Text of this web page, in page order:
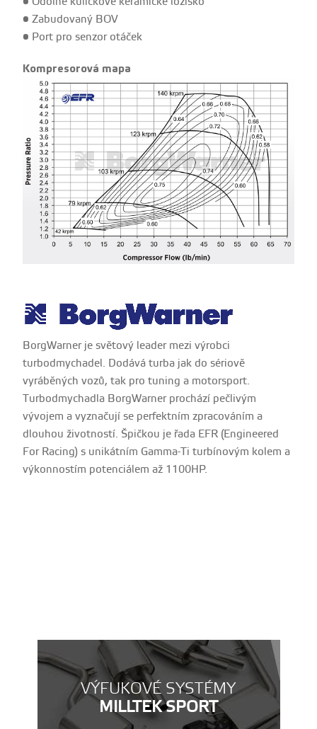
• Zabudovaný BOV
• Port pro senzor otáček
Kompresorová mapa
BorgWarner je světový leader mezi výrobci
turbodmychadel. Dodává turba jak do sériově
vyráběných vozů, tak pro tuning a motorsport.
Turbodmychadla BorgWarner prochází pečlivým
vývojem a vyznačují se perfektním zpracováním a
dlouhou životností. Špičkou je řada EFR (Engineered
For Racing) s unikátním Gamma-Ti turbínovým kolem a
výkonnostím potenciálem až 1100HP.
VÝFUKOVÉ SYSTÉMY
MILLTEK SPORT